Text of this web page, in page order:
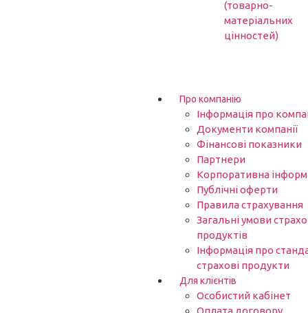
(товарно-
матеріальних
цінностей)
Про компанію
Інформація про
Документи компанії
Фінансові показники
Партнери​
Корпоративна
Публічні оферти
Правила страхування
Загальні умови
продуктів
Інформація про
страхові продукти
Для клієнтів
Особистий кабінет
Оплата договору